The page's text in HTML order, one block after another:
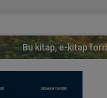
Bu kitap, e-kitap